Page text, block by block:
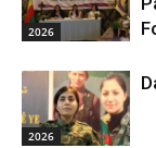
2026
2026